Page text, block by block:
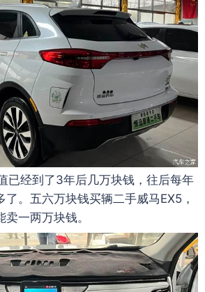
经到了3年后几万块钱，往后每年
。五六万块钱买辆二手威马EX5，
一两万块钱。